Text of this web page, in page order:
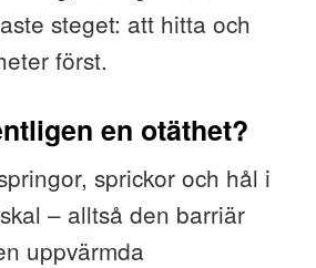
steget: att hitta och
först.
en otäthet?
sprickor och hål i
– alltså den barriär
uppvärmda